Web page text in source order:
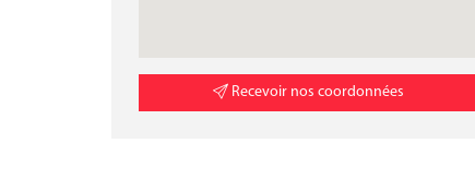
Recevoir nos coordonnées